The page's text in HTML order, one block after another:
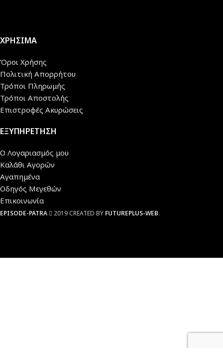
ΧΡΗΣΙΜΑ
Όροι Χρήσης
Πολιτική Απορρήτου
Τρόποι Πληρωμής
Τρόποι Αποστολής
Επιστροφές Ακυρώσεις
ΕΞΥΠΗΡΕΤΗΣΗ
Ο Λογαριασμός μου
Καλάθι Αγορών
Αγαπημένα
Οδηγός Μεγεθών
Επικοινωνία
EPISODE-PATRA 2019 CREATED BY FUTUREPLUS-WEB.